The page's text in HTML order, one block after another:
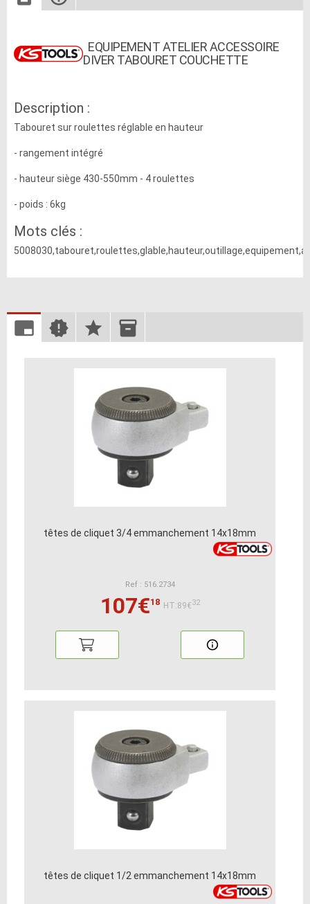
EQUIPEMENT ATELIER ACCESSOIRE
DIVER TABOURET COUCHETTE
Description :
Tabouret sur roulettes réglable en hauteur
- rangement intégré
- hauteur siège 430-550mm - 4 roulettes
- poids : 6kg
Mots clés :
têtes de cliquet 3/4 emmanchement 14x18mm
Ref : 516.2734
107€18 HT:89€32
têtes de cliquet 1/2 emmanchement 14x18mm